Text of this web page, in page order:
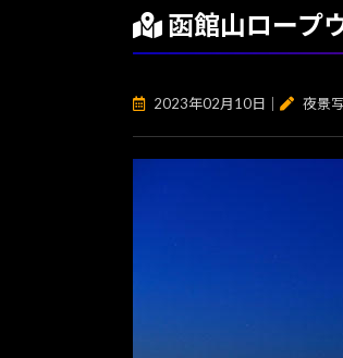
函館山ロープ
2023年02月10日 夜景